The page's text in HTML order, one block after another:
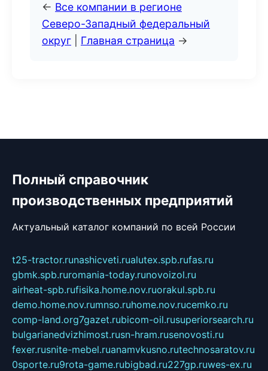
← Все компании в регионе
Северо-Западный федеральный
округ
Главная страница →
Полный справочник
производственных предприятий
Актуальный каталог компаний по всей России
t25-tractor.runashicveti.rualutex.spb.rufas.ru
gbmk.spb.ruromania-today.runovoizol.ru
airheat-spb.rufisika.home.nov.ruorakul.spb.ru
demo.home.nov.rumnso.ruhome.nov.rucemko.ru
comp-land.org7gazet.rubicom-oil.rusuperiorsearch.ru
bulgarianedvizhimost.rusn-hram.rusenovosti.ru
fexer.rusnite-mebel.ruanamvkusno.rutechnosaratov.ru
0sporte.ru9rota-game.rubigbad.ru227gp.ruwes-ex.ru